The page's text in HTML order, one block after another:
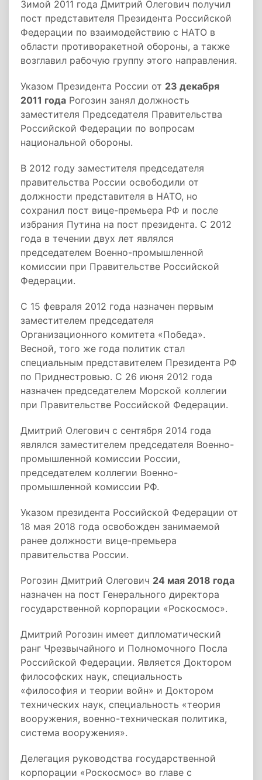
Зимой 2011 года Дмитрий Олегович получил
пост представителя Президента Российской
Федерации по взаимодействию с НАТО в
области противоракетной обороны, а также
возглавил рабочую группу этого направления.
Указом Президента России от 23 декабря
2011 года Рогозин занял должность
заместителя Председателя Правительства
Российской Федерации по вопросам
национальной обороны.
В 2012 году заместителя председателя
правительства России освободили от
должности представителя в НАТО, но
сохранил пост вице-премьера РФ и после
избрания Путина на пост президента. С 2012
года в течении двух лет являлся
председателем Военно-промышленной
комиссии при Правительстве Российской
Федерации.
С 15 февраля 2012 года назначен первым
заместителем председателя
Организационного комитета «Победа».
Весной, того же года политик стал
специальным представителем Президента РФ
по Приднестровью. С 26 июня 2012 года
назначен председателем Морской коллегии
при Правительстве Российской Федерации.
Дмитрий Олегович с сентября 2014 года
являлся заместителем председателя Военно-
промышленной комиссии России,
председателем коллегии Военно-
промышленной комиссии РФ.
Указом президента Российской Федерации от
18 мая 2018 года освобожден занимаемой
ранее должности вице-премьера
правительства России.
Рогозин Дмитрий Олегович 24 мая 2018 года
назначен на пост Генерального директора
государственной корпорации «Роскосмос».
Дмитрий Рогозин имеет дипломатический
ранг Чрезвычайного и Полномочного Посла
Российской Федерации. Является Доктором
философских наук, специальность
«философия и теории войн» и Доктором
технических наук, специальность «теория
вооружения, военно-техническая политика,
система вооружения».
Делегация руководства государственной
корпорации «Роскосмос» во главе с